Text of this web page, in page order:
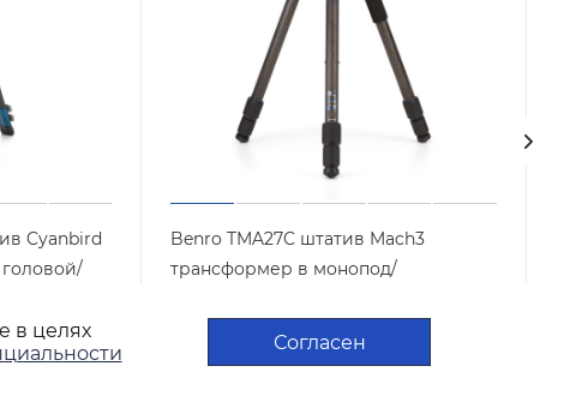
в целях
Согласен
Cyanbird
Benro TMA27C штатив Mach3
трансформер в монопод/